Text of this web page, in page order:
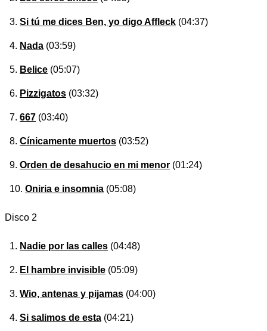
Si tú me dices Ben, yo digo Affleck (04:37)
Nada (03:59)
Belice (05:07)
Pizzigatos (03:32)
667 (03:40)
Cínicamente muertos (03:52)
Orden de desahucio en mi menor (01:24)
Oniria e insomnia (05:08)
Disco 2
Nadie por las calles (04:48)
El hambre invisible (05:09)
Wio, antenas y pijamas (04:00)
Si salimos de esta (04:21)